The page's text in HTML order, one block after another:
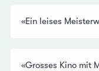
«Ein leises
«Grosses Kino mit